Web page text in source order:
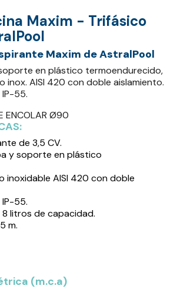
Maxim - Trifásico
Maxim de AstralPool
en plástico termoendurecido,
inox. AISI 420 con doble aislamiento.
55.
ENCOLAR Ø90
de 3,5 CV.
y soporte en plástico
inoxidable AISI 420 con doble
55.
litros de capacidad.
m.
(m.c.a)